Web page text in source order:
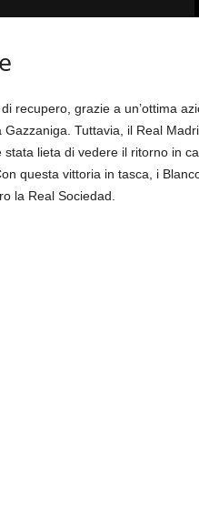
recupero, grazie a un’ottima
Tuttavia, il Real
lieta di vedere il ritorno in
questa vittoria in tasca, i
la Real Sociedad.